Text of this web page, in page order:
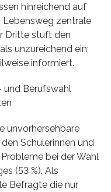
hinreichend auf
Lebensweg zentrale
Dritte stuft den
unzureichend ein;
informiert.
und Berufswahl
unvorhersehbare
Schülerinnen und
bei der Wahl
(53 %). Als
Befragte die nur